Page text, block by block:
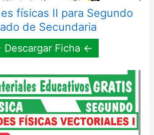
físicas II para Segundo
de Secundaria
Descargar Ficha ←